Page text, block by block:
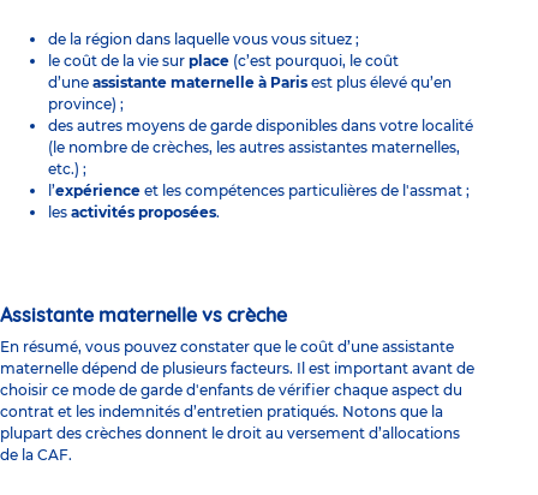
de la région dans laquelle vous vous situez ;
le coût de la vie sur place (c’est pourquoi, le coût
d’une assistante maternelle à Paris est plus élevé qu’en
province) ;
des autres moyens de garde disponibles dans votre localité
(le nombre de crèches, les autres assistantes maternelles,
etc.) ;
l’expérience et les compétences particulières de l'assmat ;
les activités proposées.
Assistante maternelle vs crèche
En résumé, vous pouvez constater que le coût d’une assistante
maternelle dépend de plusieurs facteurs. Il est important avant de
choisir ce mode de garde d'enfants de vérifier chaque aspect du
contrat et les indemnités d’entretien pratiqués. Notons que la
plupart des crèches donnent le droit au versement d’allocations
de la CAF.